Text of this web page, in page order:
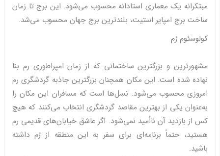
مبتکرانه یک معماری استادانه محسوب می‌شود. این برج تا زمان
ساخت برج امپایر استیت، بلندترین برج جهان محسوب می‌شد.
کولوسئوم رُم
مشهورترین و بزرگترین ساختمانی که از زمان امپراطوری رم بنا
نهاده شده است. این مکان همچنان بزرگترین جاذبه گردشگری رم
امروزی محسوب می‌شود. نسل‌ها است که مسافران این مکان را
به‌عنوان یکی از بهترین مقاصد گردشگری انتخاب می‌کنند که هیچ
کس از بازدید آن نااُمید نمی‌شود. اگر عاشق خیابان‌های قدیمی رم
هستید، حتماً برنامه‌ای برای سفر به این منطقه از رُم داشته
باشید.